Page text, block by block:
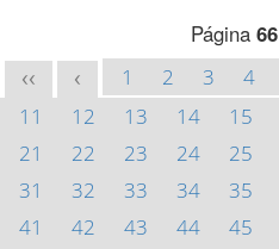
Página 66
<< < 1 2 3 4
11
12 13 14 15
21
22 23 24 25
31
32 33 34 35
41
42 43 44 45